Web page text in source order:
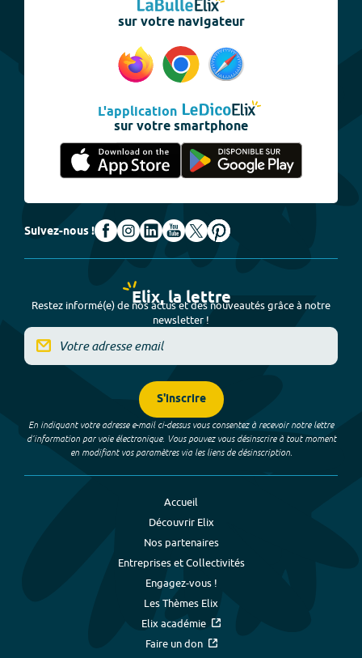
sur votre navigateur
L'application
sur votre smartphone
Suivez-nous !
Elix, la lettre
Restez informé(e) de nos actus et des nouveautés grâce à notre
newsletter !
S'inscrire
En indiquant votre adresse e-mail ci-dessus vous consentez à recevoir notre lettre
d’information par voie électronique. Vous pouvez vous désinscrire à tout moment
en modifiant vos paramètres via les liens de désinscription.
Accueil
Découvrir Elix
Nos partenaires
Entreprises et Collectivités
Engagez-vous !
Les Thèmes Elix
Elix académie
Faire un don